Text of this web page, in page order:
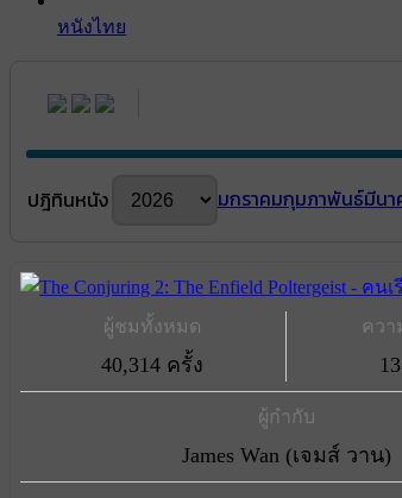
หนังไทย
ปฎิทินหนัง มกราคมกุมภาพันธ์มีน
ผู้ชมทั้งหมด
40,314 ครั้ง
ควา
ผู้กำกับ
James Wan (เจมส์ วาน)